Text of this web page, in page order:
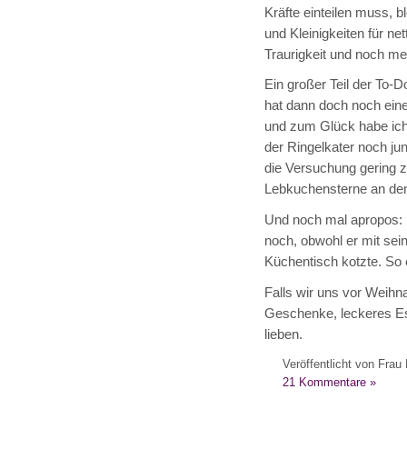
Kräfte einteilen muss,
und Kleinigkeiten für
Traurigkeit und noch
Ein großer Teil der To-
hat dann doch noch
und zum Glück habe
der Ringelkater noch
die Versuchung gering
Lebkuchensterne an
Und noch mal
noch, obwohl er mit
Küchentisch kotzte. So
Falls wir uns vor
Geschenke, leckeres
lieben.
Veröffentlicht von Frau
21 Kommentare »